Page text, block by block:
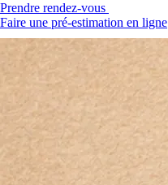
Prendre rendez-vous
Faire une pré-estimation en ligne